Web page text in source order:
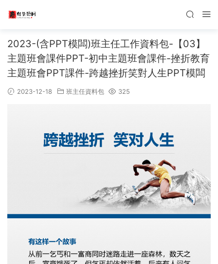
2023-(含PPT模闆)班主任工作資料包-【03】
主題班會課件PPT-初中主題班會課件-挫折教育
主題班會PPT課件-跨越挫折笑對人生PPT模闆
2023-12-18 班主任資料包 325